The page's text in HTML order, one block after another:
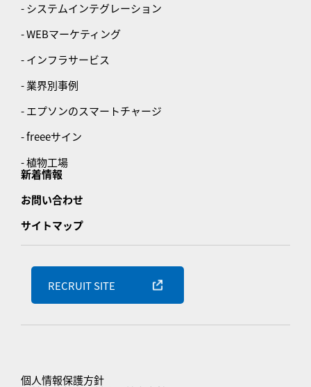
- システムインテグレーション
- WEBマーケティング
- インフラサービス
- 業界別事例
- エプソンのスマートチャージ
- freeeサイン
- 植物工場
新着情報
お問い合わせ
サイトマップ
RECRUIT SITE
個人情報保護方針